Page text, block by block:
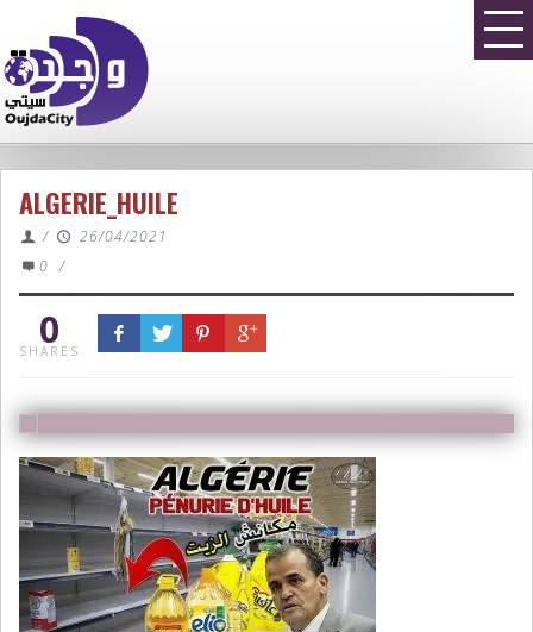
ALGERIE_HUILE
/
26/04/2021
0 /
0
SHARES